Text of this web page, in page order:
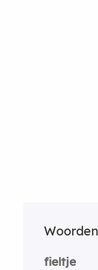
fieltje